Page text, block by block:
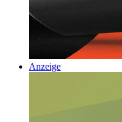
Anzeige